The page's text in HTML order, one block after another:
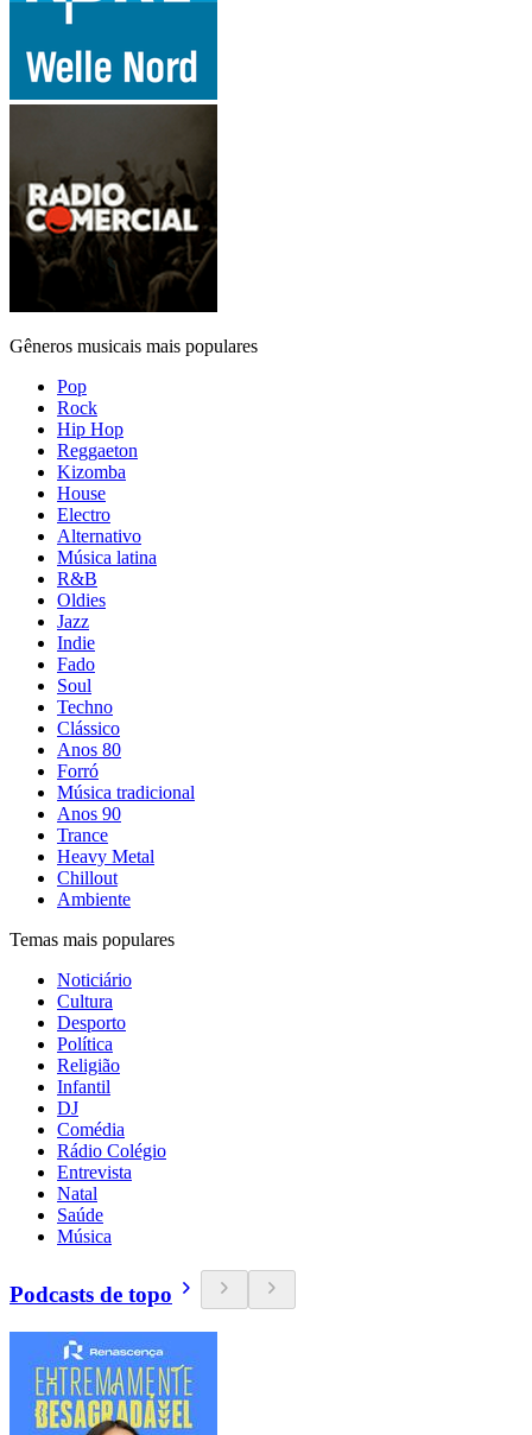
Gêneros musicais mais populares
Pop
Rock
Hip Hop
Reggaeton
Kizomba
House
Electro
Alternativo
Música latina
R&B
Oldies
Jazz
Indie
Fado
Soul
Techno
Clássico
Anos 80
Forró
Música tradicional
Anos 90
Trance
Heavy Metal
Chillout
Ambiente
Temas mais populares
Noticiário
Cultura
Desporto
Política
Religião
Infantil
DJ
Comédia
Rádio Colégio
Entrevista
Natal
Saúde
Música
Podcasts de topo